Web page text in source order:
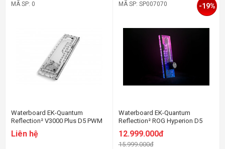
MÃ SP: 0
Waterboard EK-Quantum
Reflection² V3000 Plus D5 PWM
Liên hệ
MÃ SP: SP007070
Waterboard EK-Quantum
Reflection² ROG Hyperion D5
12.999.000đ
15.999.000đ
-19%